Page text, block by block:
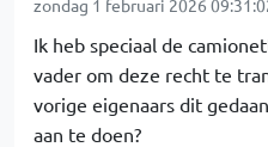
zondag 1 februari 2026
Ik heb speciaal de
vader om deze recht te
vorige eigenaars dit
aan te doen?